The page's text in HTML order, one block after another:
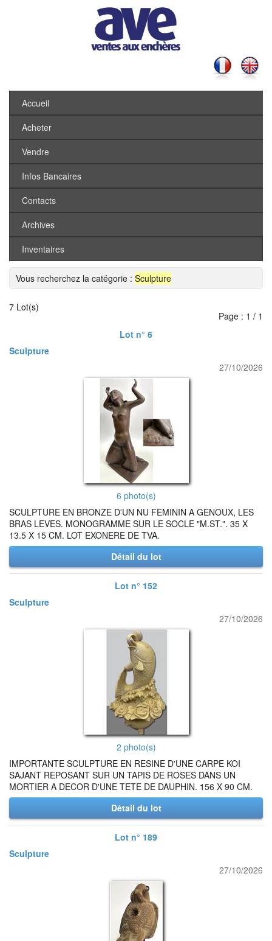
Accueil
Acheter
Vendre
Infos Bancaires
Contacts
Archives
Inventaires
Vous recherchez la catégorie : Sculpture
7 Lot(s)
Page : 1 / 1
Lot n° 6
Sculpture
27/10/2026
6 photo(s)
SCULPTURE EN BRONZE D'UN NU FEMININ A GENOUX, LES
BRAS LEVES. MONOGRAMME SUR LE SOCLE "M.ST.". 35 X
13.5 X 15 CM. LOT EXONERE DE TVA.
Détail du lot
Lot n° 152
Sculpture
27/10/2026
2 photo(s)
IMPORTANTE SCULPTURE EN RESINE D'UNE CARPE KOI
SAJANT REPOSANT SUR UN TAPIS DE ROSES DANS UN
MORTIER A DECOR D'UNE TETE DE DAUPHIN. 156 X 90 CM.
Détail du lot
Lot n° 189
Sculpture
27/10/2026